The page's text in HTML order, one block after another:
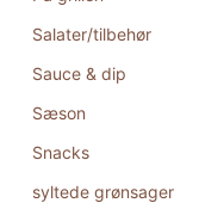
Salater/tilbehør
Sauce & dip
Sæson
Snacks
syltede grønsager